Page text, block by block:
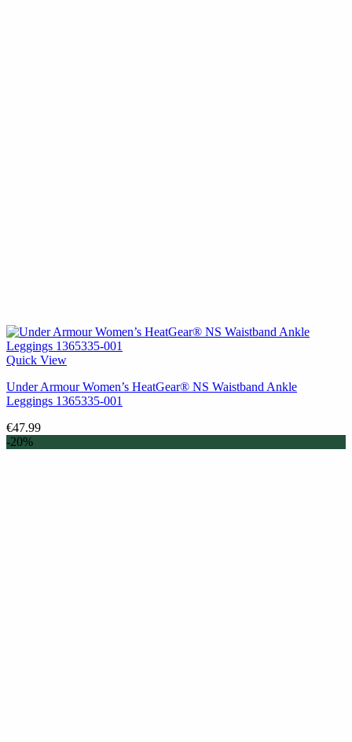
Quick View
Under Armour Women’s HeatGear® NS Waistband Ankle
Leggings 1365335-001
€47.99
-20%